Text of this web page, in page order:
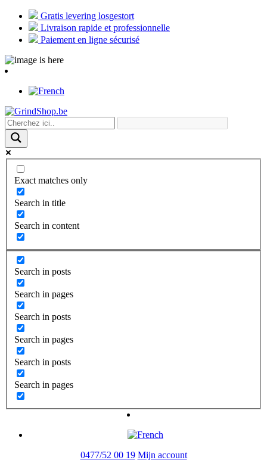
Gratis levering losgestort
Livraison rapide et professionnelle
Paiement en ligne sécurisé
Exact matches only
Search in title
Search in content
Search in posts
Search in pages
Search in posts
Search in pages
Search in posts
Search in pages
0477/52 00 19 Mijn account